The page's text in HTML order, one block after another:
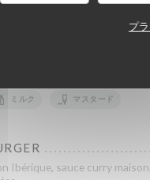
プ
ミルク マスタード
Ibérique, sauce curry